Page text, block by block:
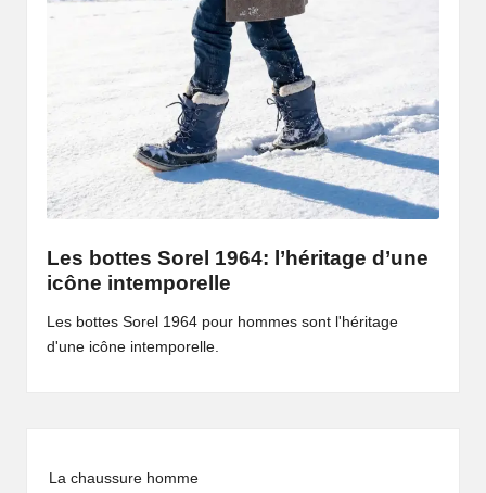
Les bottes Sorel 1964: l’héritage d’une
icône intemporelle
Les bottes Sorel 1964 pour hommes sont l'héritage
d'une icône intemporelle.
La chaussure homme